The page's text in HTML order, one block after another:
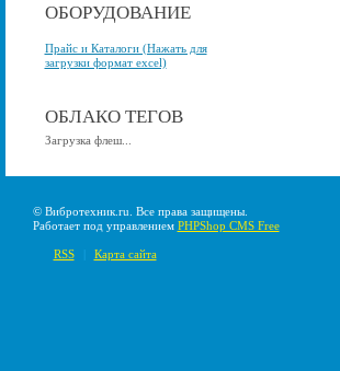
ОБОРУДОВАНИЕ
Прайс и Каталоги (Нажать для
загрузки формат excel)
ОБЛАКО ТЕГОВ
Загрузка флеш...
© Вибротехник.ru. Все права защищены.
Работает под управлением PHPShop CMS Free
RSS Карта сайта